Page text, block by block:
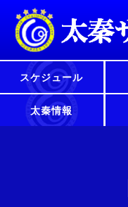
スケジュール
太秦情報